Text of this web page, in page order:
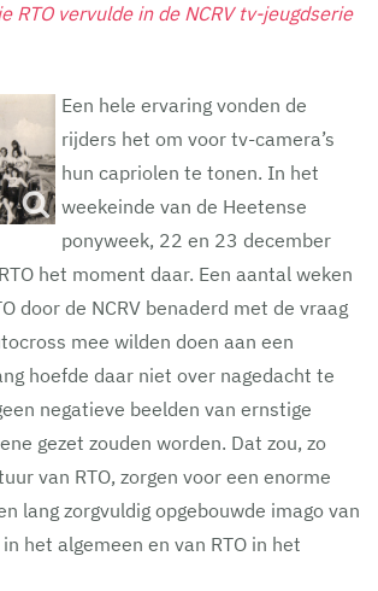
RTO vervulde in de NCRV tv-jeugdserie
Een hele ervaring vonden de
rijders het om voor tv-camera’s
hun capriolen te tonen. In het
weekeinde van de Heetense
ponyweek, 22 en 23 december
het moment daar. Een aantal weken
door de NCRV benaderd met de vraag
mee wilden doen aan een
hoefde daar niet over nagedacht te
negatieve beelden van ernstige
gezet zouden worden. Dat zou, zo
van RTO, zorgen voor een enorme
lang zorgvuldig opgebouwde imago van
het algemeen en van RTO in het